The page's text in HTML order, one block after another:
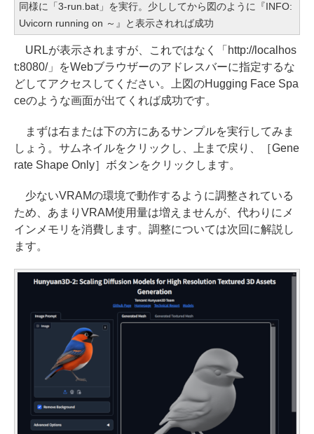
同様に「3-run.bat」を実行。少ししてから図のように『INFO:
Uvicorn running on ～』と表示されれば成功
URLが表示されますが、これではなく「http://localhos
t:8080/」をWebブラウザーのアドレスバーに指定するな
どしてアクセスしてください。上図のHugging Face Spa
ceのような画面が出てくれば成功です。
まずは右または下の方にあるサンプルを実行してみま
しょう。サムネイルをクリックし、上まで戻り、［Gene
rate Shape Only］ボタンをクリックします。
少ないVRAMの環境で動作するように調整されている
ため、あまりVRAM使用量は増えませんが、代わりにメ
インメモリを消費します。調整については次回に解説し
ます。